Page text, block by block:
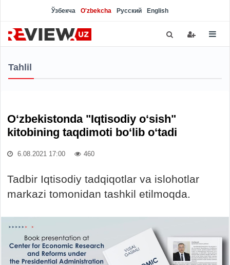
Ўзбекча O'zbekcha Русский English
Tahlil
O‘zbekistonda "Iqtisodiy o‘sish"
kitobining taqdimoti bo‘lib o‘tadi
6.08.2021 17:00 460
Tadbir Iqtisodiy tadqiqotlar va islohotlar
markazi tomonidan tashkil etilmoqda.